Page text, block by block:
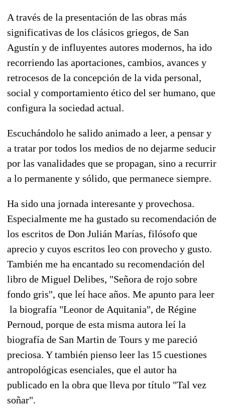
A través de la presentación de las obras más
significativas de los clásicos griegos, de San
Agustín y de influyentes autores modernos, ha ido
recorriendo las aportaciones, cambios, avances y
retrocesos de la concepción de la vida personal,
social y comportamiento ético del ser humano, que
configura la sociedad actual.
Escuchándolo he salido animado a leer, a pensar y
a tratar por todos los medios de no dejarme seducir
por las vanalidades que se propagan, sino a recurrir
a lo permanente y sólido, que permanece siempre.
Ha sido una jornada interesante y provechosa.
Especialmente me ha gustado su recomendación de
los escritos de Don Julián Marías, filósofo que
aprecio y cuyos escritos leo con provecho y gusto.
También me ha encantado su recomendación del
libro de Miguel Delibes, "Señora de rojo sobre
fondo gris", que leí hace años. Me apunto para leer
la biografía "Leonor de Aquitania", de Régine
Pernoud, porque de esta misma autora leí la
biografía de San Martin de Tours y me pareció
preciosa. Y también pienso leer las 15 cuestiones
antropológicas esenciales, que el autor ha
publicado en la obra que lleva por título "Tal vez
soñar".